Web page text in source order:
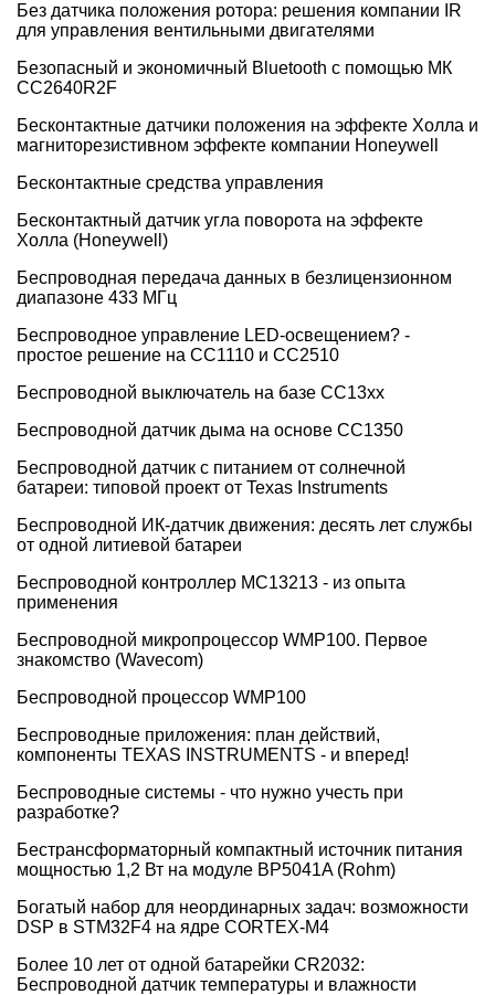
Без датчика положения ротора: решения компании IR
для управления вентильными двигателями
Безопасный и экономичный Bluetooth с помощью МК
CC2640R2F
Бесконтактные датчики положения на эффекте Холла и
магниторезистивном эффекте компании Honeywell
Бесконтактные средства управления
Бесконтактный датчик угла поворота на эффекте
Холла (Honeywell)
Беспроводная передача данных в безлицензионном
диапазоне 433 МГц
Беспроводное управление LED-освещением? -
простое решение на CC1110 и CC2510
Беспроводной выключатель на базе СС13хх
Беспроводной датчик дыма на основе CC1350
Беспроводной датчик с питанием от солнечной
батареи: типовой проект от Texas Instruments
Беспроводной ИК-датчик движения: десять лет службы
от одной литиевой батареи
Беспроводной контроллер MC13213 - из опыта
применения
Беспроводной микропроцессор WMP100. Первое
знакомство (Wavecom)
Беспроводной процессор WMP100
Беспроводные приложения: план действий,
компоненты TEXAS INSTRUMENTS - и вперед!
Беспроводные системы - что нужно учесть при
разработке?
Бестрансформаторный компактный источник питания
мощностью 1,2 Вт на модуле ВР5041A (Rohm)
Богатый набор для неординарных задач: возможности
DSP в STM32F4 на ядре CORTEX-M4
Более 10 лет от одной батарейки CR2032:
Беспроводной датчик температуры и влажности